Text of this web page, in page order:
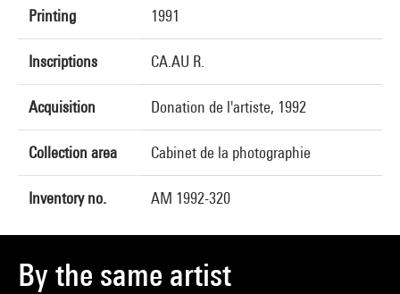
Printing 1991
Inscriptions CA.AU R.
Acquisition Donation de l'artiste, 1992
Collection area Cabinet de la photographie
Inventory no. AM 1992-320
By the same artist